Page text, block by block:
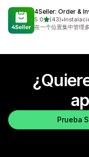
4Seller: Order &
5.0de 5 estrellas
(43)
43 reseñas en total
•
在一个位置集中管理
Prueba